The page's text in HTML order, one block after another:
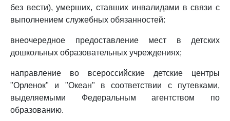
без вести), умерших, ставших инвалидами в связи с
выполнением служебных обязанностей:
внеочередное предоставление мест в детских
дошкольных образовательных учреждениях;
направление во всероссийские детские центры
"Орленок" и "Океан" в соответствии с путевками,
выделяемыми Федеральным агентством по
образованию.